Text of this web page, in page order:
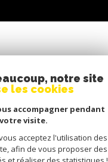
notre site
les cookies
accompagner pendant
votre visite.
acceptez l'utilisation des
afin de vous proposer des